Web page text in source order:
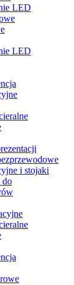
LED
LED
i stojaki
do